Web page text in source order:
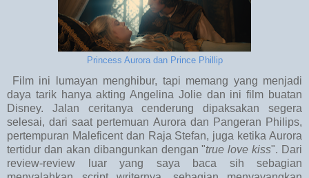
Princess Aurora dan Prince Phillip
Film ini lumayan menghibur, tapi memang yang menjadi
daya tarik hanya akting Angelina Jolie dan ini film buatan
Disney. Jalan ceritanya cenderung dipaksakan segera
selesai, dari saat pertemuan Aurora dan Pangeran Philips,
pertempuran Maleficent dan Raja Stefan, juga ketika Aurora
tertidur dan akan dibangunkan dengan "true love kiss". Dari
review-review luar yang saya baca sih sebagian